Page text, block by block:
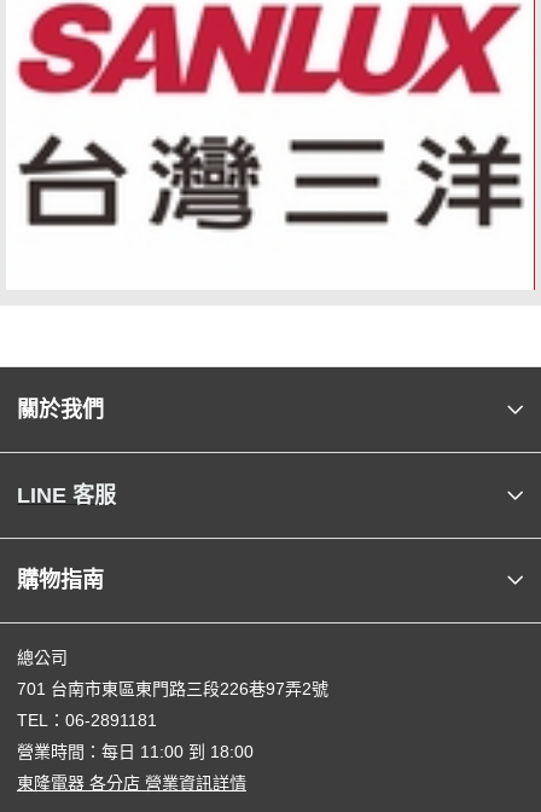
關於我們
LINE 客服
購物指南
總公司
701 台南市東區東門路三段226巷97弄2號
TEL： 06-2891181
營業時間：每日 11:00 到 18:00
東隆電器 各分店 營業資訊詳情